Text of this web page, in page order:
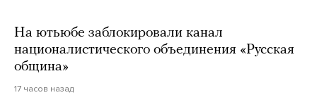
На ютьюбе заблокировали канал
националистического объединения «Русская
община»
17 часов назад